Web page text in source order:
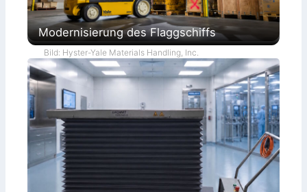
Modernisierung des Flaggschiffs
Bild: Hyster-Yale Materials Handling, Inc.